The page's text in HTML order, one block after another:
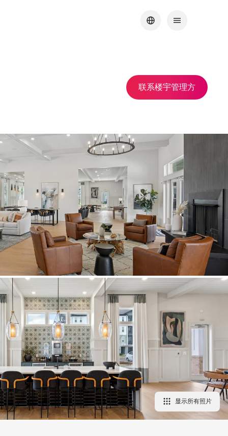
联系楼宇管理方
显示所有照片